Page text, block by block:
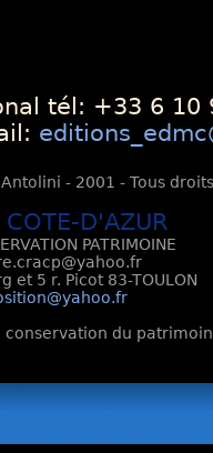
tél: +33 6 10
- 2001 - Tous
D'AZUR
PATRIMOINE
et 5 r. Picot 83-TOULON
conservation du